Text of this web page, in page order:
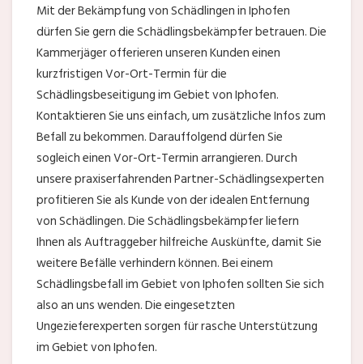
Mit der Bekämpfung von Schädlingen in Iphofen
dürfen Sie gern die Schädlingsbekämpfer betrauen. Die
Kammerjäger offerieren unseren Kunden einen
kurzfristigen Vor-Ort-Termin für die
Schädlingsbeseitigung im Gebiet von Iphofen.
Kontaktieren Sie uns einfach, um zusätzliche Infos zum
Befall zu bekommen. Darauffolgend dürfen Sie
sogleich einen Vor-Ort-Termin arrangieren. Durch
unsere praxiserfahrenden Partner-Schädlingsexperten
profitieren Sie als Kunde von der idealen Entfernung
von Schädlingen. Die Schädlingsbekämpfer liefern
Ihnen als Auftraggeber hilfreiche Auskünfte, damit Sie
weitere Befälle verhindern können. Bei einem
Schädlingsbefall im Gebiet von Iphofen sollten Sie sich
also an uns wenden. Die eingesetzten
Ungezieferexperten sorgen für rasche Unterstützung
im Gebiet von Iphofen.